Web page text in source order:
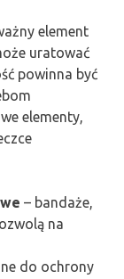
element
uratować
powinna być
elementy,
– bandaże,
na
do ochrony